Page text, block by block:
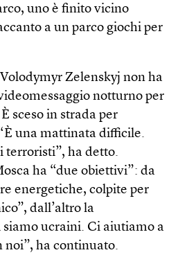
uno è finito vicino
a un parco giochi per
Zelenskyj non ha
notturno per
sceso in strada per
una mattinata difficile.
terroristi”, ha detto.
ha “due obiettivi”: da
energetiche, colpite per
dall’altro la
ucraini. Ci aiutiamo a
ha continuato.